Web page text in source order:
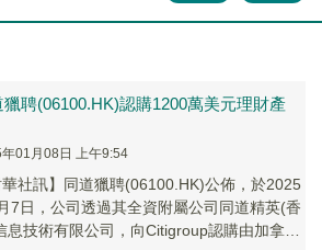
獵聘(06100.HK)認購1200萬美元理財產
01月08日 上午9:54
華社訊】同道獵聘(06100.HK)公佈，於2025
7日，公司透過其全資附屬公司同道精英(香
息技術有限公司，向Citigroup認購由加拿大